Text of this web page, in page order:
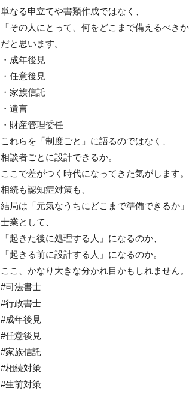
単なる申立てや書類作成ではなく、
「その人にとって、何をどこまで備えるべき
だと思います。
・成年後見
・任意後見
・家族信託
・遺言
・財産管理委任
これらを「制度ごと」に語るのではなく、
相談者ごとに設計できるか。
ここで差がつく時代になってきた気がします。
相続も認知症対策も、
結局は「元気なうちにどこまで準備できるか」
士業として、
「起きた後に処理する人」になるのか、
「起きる前に設計する人」になるのか。
ここ、かなり大きな分かれ目かもしれません。
#司法書士
#行政書士
#成年後見
#任意後見
#家族信託
#相続対策
#生前対策